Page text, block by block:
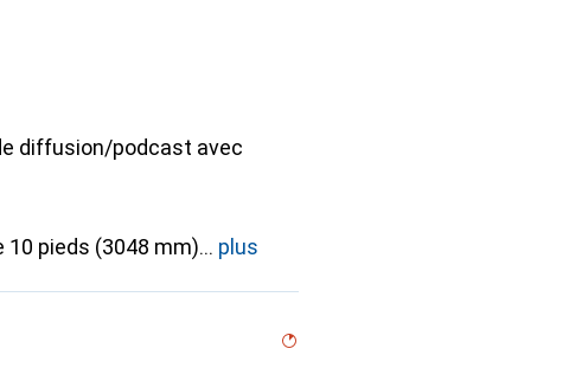
diffusion/podcast avec
10 pieds (3048 mm) plus